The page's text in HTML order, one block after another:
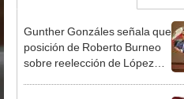
Gunther Gonzáles señala que
posición de Roberto Burneo
sobre reelección de López